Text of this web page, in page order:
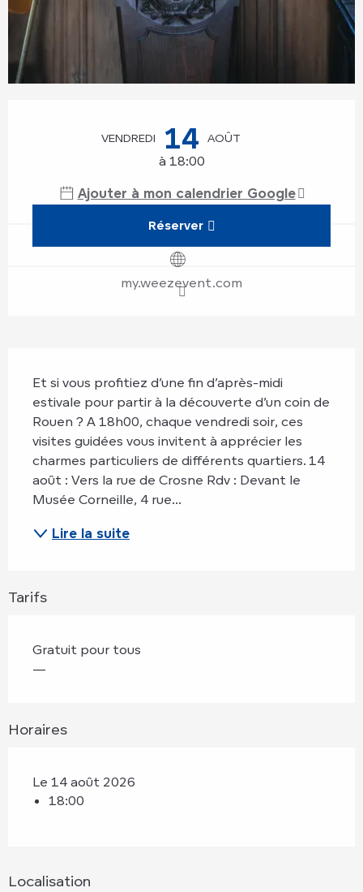
VENDREDI 14 AOÛT
à 18:00
Ajouter à mon calendrier Google
Réserver
my.weezevent.com
Et si vous profitiez d’une fin d’après-midi
estivale pour partir à la découverte d’un coin de
Rouen ? A 18h00, chaque vendredi soir, ces
visites guidées vous invitent à apprécier les
charmes particuliers de différents quartiers. 14
août : Vers la rue de Crosne Rdv : Devant le
Musée Corneille, 4 rue...
Lire la suite
Tarifs
Gratuit pour tous
—
Horaires
Le 14 août 2026
18:00
Localisation